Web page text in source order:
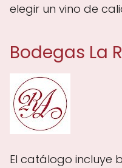
elegir un vino de
Bodegas La
El catálogo incluye